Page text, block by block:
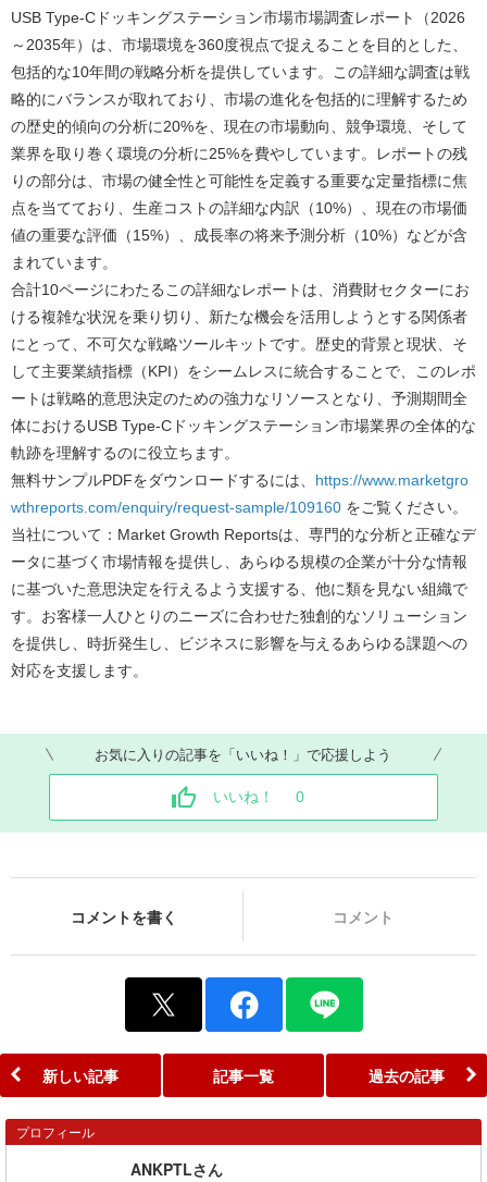
USB Type-Cドッキングステーション市場市場調査レポート（2026
～2035年）は、市場環境を360度視点で捉えることを目的とした、
包括的な10年間の戦略分析を提供しています。この詳細な調査は戦
略的にバランスが取れており、市場の進化を包括的に理解するため
の歴史的傾向の分析に20%を、現在の市場動向、競争環境、そして
業界を取り巻く環境の分析に25%を費やしています。レポートの残
りの部分は、市場の健全性と可能性を定義する重要な定量指標に焦
点を当てており、生産コストの詳細な内訳（10%）、現在の市場価
値の重要な評価（15%）、成長率の将来予測分析（10%）などが含
まれています。
合計10ページにわたるこの詳細なレポートは、消費財セクターにお
ける複雑な状況を乗り切り、新たな機会を活用しようとする関係者
にとって、不可欠な戦略ツールキットです。歴史的背景と現状、そ
して主要業績指標（KPI）をシームレスに統合することで、このレポ
ートは戦略的意思決定のための強力なリソースとなり、予測期間全
体におけるUSB Type-Cドッキングステーション市場業界の全体的な
軌跡を理解するのに役立ちます。
無料サンプルPDFをダウンロードするには、 https://www.marketgro
wthreports.com/enquiry/request-sample/109160 をご覧ください。
当社について：Market Growth Reportsは、専門的な分析と正確なデ
ータに基づく市場情報を提供し、あらゆる規模の企業が十分な情報
に基づいた意思決定を行えるよう支援する、他に類を見ない組織で
す。お客様一人ひとりのニーズに合わせた独創的なソリューション
を提供し、時折発生し、ビジネスに影響を与えるあらゆる課題への
対応を支援します。
お気に入りの記事を「いいね！」で応援しよう
いいね！ 0
コメントを書く コメント
新しい記事 記事一覧 過去の記事
プロフィール
ANKPTLさん